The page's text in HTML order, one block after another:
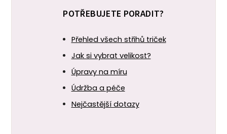
POTŘEBUJETE PORADIT?
Přehled všech střihů triček
Jak si vybrat velikost?
Úpravy na míru
Údržba a péče
Nejčastější dotazy